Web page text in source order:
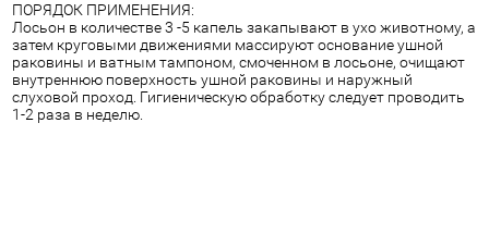
ПОРЯДОК ПРИМЕНЕНИЯ:
Лосьон в количестве 3 -5 капель закапывают в ухо животному, а
затем круговыми движениями массируют основание ушной
раковины и ватным тампоном, смоченном в лосьоне, очищают
внутреннюю поверхность ушной раковины и наружный
слуховой проход. Гигиеническую обработку следует проводить
1-2 раза в неделю.